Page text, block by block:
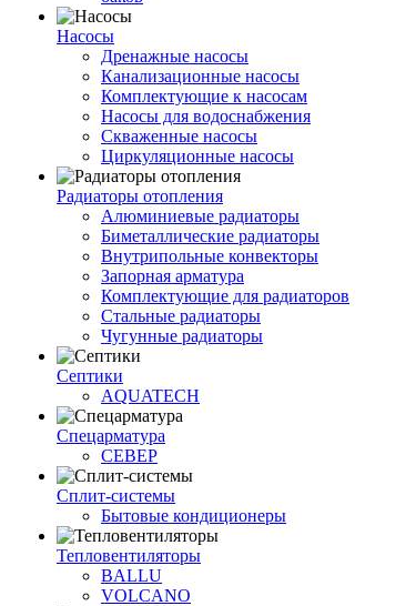
Насосы
Дренажные насосы
Канализационные насосы
Комплектующие к насосам
Насосы для водоснабжения
Скваженные насосы
Циркуляционные насосы
Радиаторы отопления
Алюминиевые радиаторы
Биметаллические радиаторы
Внутрипольные конвекторы
Запорная арматура
Комплектующие для радиаторов
Стальные радиаторы
Чугунные радиаторы
Септики
AQUATECH
Спецарматура
СЕВЕР
Сплит-системы
Бытовые кондиционеры
Тепловентиляторы
BALLU
VOLCANO